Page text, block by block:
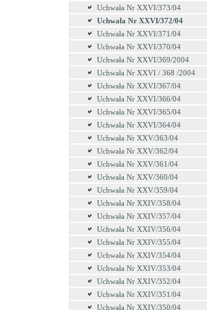
Uchwała Nr XXVI/373/04
Uchwała Nr XXVI/372/04
Uchwała Nr XXVI/371/04
Uchwała Nr XXVI/370/04
Uchwała Nr XXVI/369/2004
Uchwała Nr XXVI / 368 /2004
Uchwała Nr XXVI/367/04
Uchwała Nr XXVI/366/04
Uchwała Nr XXVI/365/04
Uchwała Nr XXVI/364/04
Uchwała Nr XXV/363/04
Uchwała Nr XXV/362/04
Uchwała Nr XXV/361/04
Uchwała Nr XXV/360/04
Uchwała Nr XXV/359/04
Uchwała Nr XXIV/358/04
Uchwała Nr XXIV/357/04
Uchwała Nr XXIV/356/04
Uchwała Nr XXIV/355/04
Uchwała Nr XXIV/354/04
Uchwała Nr XXIV/353/04
Uchwała Nr XXIV/352/04
Uchwała Nr XXIV/351/04
Uchwała Nr XXIV/350/04